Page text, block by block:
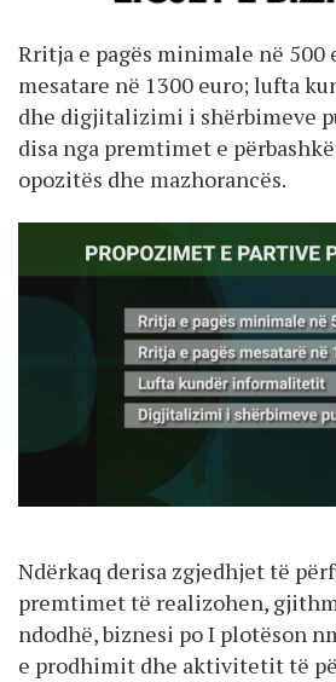
Rritja e pagës minimale në 500
mesatare në 1300 euro; lufta
dhe digjitalizimi i shërbimeve
disa nga premtimet e
opozitës dhe mazhorancës.
Ndërkaq derisa zgjedhjet të
premtimet të realizohen,
ndodhë, biznesi po I plotëson
e prodhimit dhe aktivitetit të